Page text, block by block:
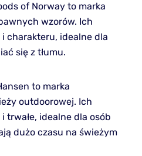
of Norway to marka
wzorów. Ich
charakteru, idealne dla
się z tłumu.
to marka
outdoorowej. Ich
trwałe, idealne dla osób
dużo czasu na świeżym